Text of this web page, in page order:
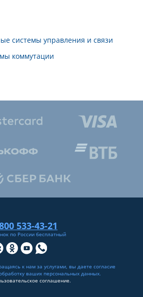
системы управления и связи
коммутации
533-43-21
по России бесплатный
к нам за услугами, вы даете согласие
ваших персональных данных.
соглашение.